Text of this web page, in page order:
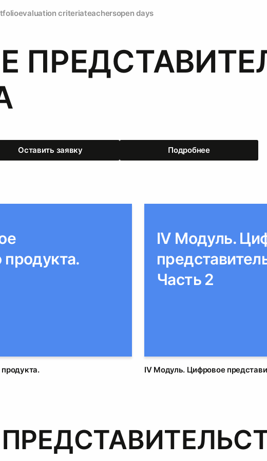
evaluation criteriateachersopen days
Оставить заявку Подробнее
продукта.
IV Модуль.
Часть 2
IV Модуль. Цифровое